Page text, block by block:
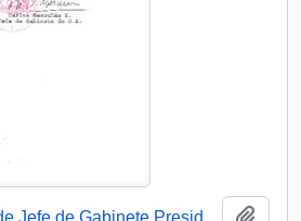
[Oficio Ord. N° 859 de Jefe de Gabinete Presidencial, remite copia de carta que se indica]